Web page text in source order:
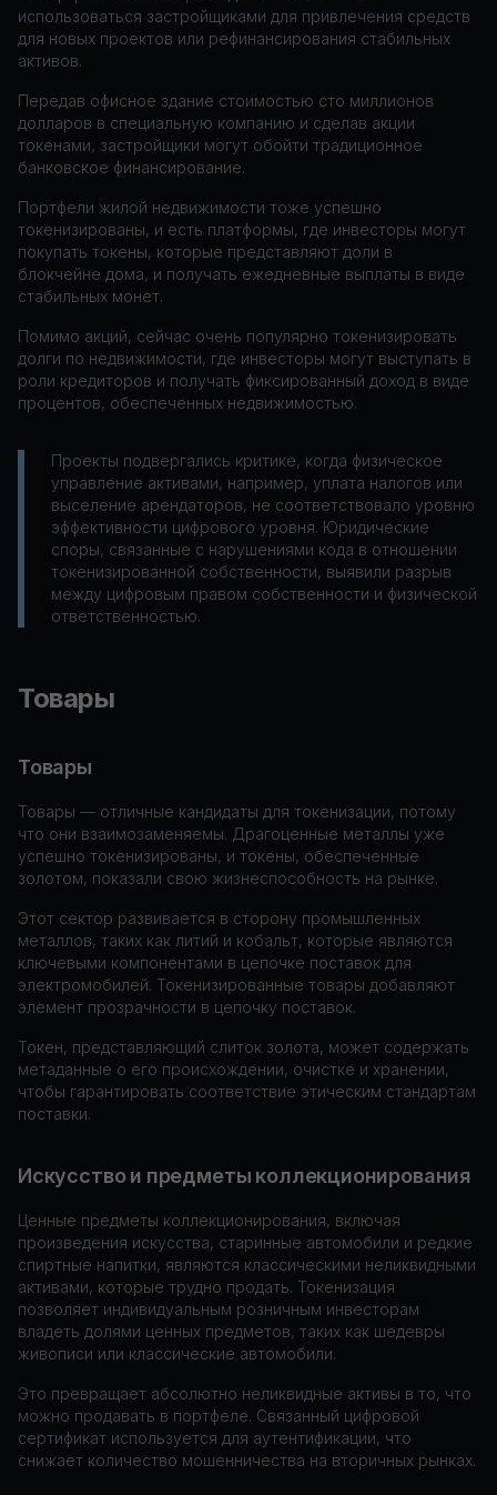
использоваться застройщиками для привлечения средств
для новых проектов или рефинансирования стабильных
активов.
Передав офисное здание стоимостью сто миллионов
долларов в специальную компанию и сделав акции
токенами, застройщики могут обойти традиционное
банковское финансирование.
Портфели жилой недвижимости тоже успешно
токенизированы, и есть платформы, где инвесторы могут
покупать токены, которые представляют доли в
блокчейне дома, и получать ежедневные выплаты в виде
стабильных монет.
Помимо акций, сейчас очень популярно токенизировать
долги по недвижимости, где инвесторы могут выступать в
роли кредиторов и получать фиксированный доход в виде
процентов, обеспеченных недвижимостью.
Проекты подвергались критике, когда физическое
управление активами, например, уплата налогов или
выселение арендаторов, не соответствовало уровню
эффективности цифрового уровня. Юридические
споры, связанные с нарушениями кода в отношении
токенизированной собственности, выявили разрыв
между цифровым правом собственности и физической
ответственностью.
Товары
Товары
Товары — отличные кандидаты для токенизации, потому
что они взаимозаменяемы. Драгоценные металлы уже
успешно токенизированы, и токены, обеспеченные
золотом, показали свою жизнеспособность на рынке.
Этот сектор развивается в сторону промышленных
металлов, таких как литий и кобальт, которые являются
ключевыми компонентами в цепочке поставок для
электромобилей. Токенизированные товары добавляют
элемент прозрачности в цепочку поставок.
Токен, представляющий слиток золота, может содержать
метаданные о его происхождении, очистке и хранении,
чтобы гарантировать соответствие этическим стандартам
поставки.
Искусство и предметы коллекционирования
Ценные предметы коллекционирования, включая
произведения искусства, старинные автомобили и редкие
спиртные напитки, являются классическими неликвидными
активами, которые трудно продать. Токенизация
позволяет индивидуальным розничным инвесторам
владеть долями ценных предметов, таких как шедевры
живописи или классические автомобили.
Это превращает абсолютно неликвидные активы в то, что
можно продавать в портфеле. Связанный цифровой
сертификат используется для аутентификации, что
снижает количество мошенничества на вторичных рынках.